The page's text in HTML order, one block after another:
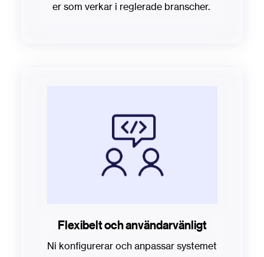
er som verkar i reglerade branscher.
Flexibelt och användarvänligt
Ni konfigurerar och anpassar systemet